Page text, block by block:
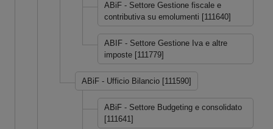
ABiF - Settore Gestione fiscale e
contributiva su emolumenti [111640]
ABIF - Settore Gestione Iva e altre
imposte [111779]
ABiF - Ufficio Bilancio [111590]
ABiF - Settore Budgeting e consolidato
[111641]